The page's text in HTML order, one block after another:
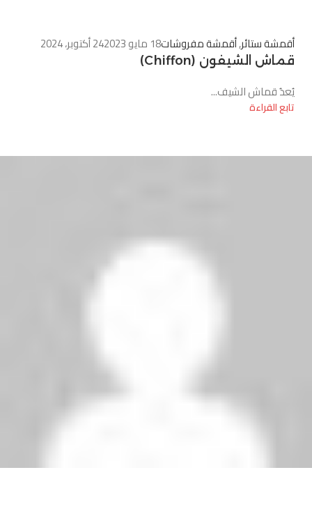
أقمشة ستائر,أقمشة مفروشات18 مايو 2023 24 أكتوبر، 2024
قماش الشيفون (Chiffon)
يُعدُ قماش الشيف...
تابع القراءة